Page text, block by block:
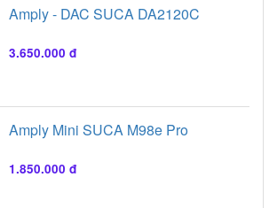
Amply - DAC SUCA DA2120C
3.650.000 đ
Amply Mini SUCA M98e Pro
1.850.000 đ